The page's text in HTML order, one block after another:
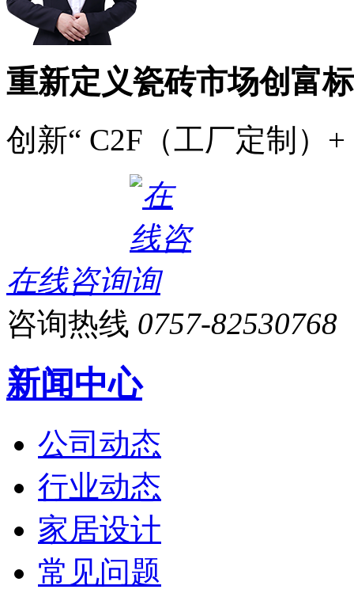
重新定义瓷砖市场创富
创新“ C2F（工厂定制）
在线咨询
咨询热线 0757-82530768
新闻中心
公司动态
行业动态
家居设计
常见问题